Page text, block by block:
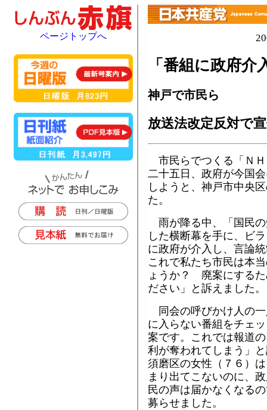
「番組に政府介
神戸で市民ら
放送法改定反対で
市民らでつくる「Ｎ
二十五日、政府が今国
しようと、神戸市中央
た。
雨が降る中、「国民
した横断幕を手に、ビ
に政府が介入し、言論
これで私たち市民は本
ょうか？ 廃案にする
ださい」と訴えました。
同会の呼びかけ人の
に入らない番組をチェ
案です。これでは報道
利が奪われてしまう」
須磨区の女性（７６）
まり出てこないのに、
民の声は届かなくなる
募らせました。
ページトップへ